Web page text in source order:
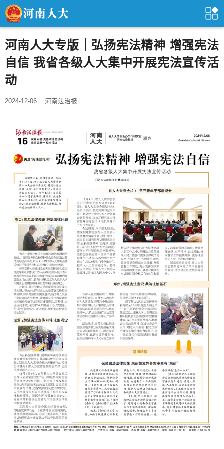
河南人大专版｜弘扬宪法精神 增强宪法
自信 我省各级人大集中开展宪法宣传活
动
2024-12-06 河南法治报